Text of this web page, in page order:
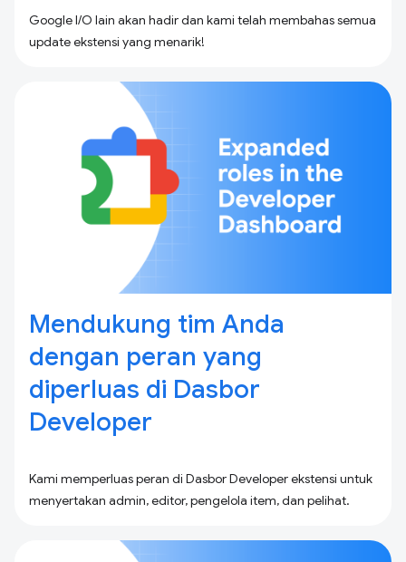
Google I/O lain akan hadir dan kami telah membahas semua
update ekstensi yang menarik!
Mendukung tim Anda
dengan peran yang
diperluas di Dasbor
Developer
Kami memperluas peran di Dasbor Developer ekstensi untuk
menyertakan admin, editor, pengelola item, dan pelihat.